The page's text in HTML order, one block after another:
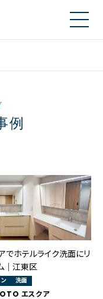
例
でホテルライク洗面にリ
｜江東区
洗面
エスクア